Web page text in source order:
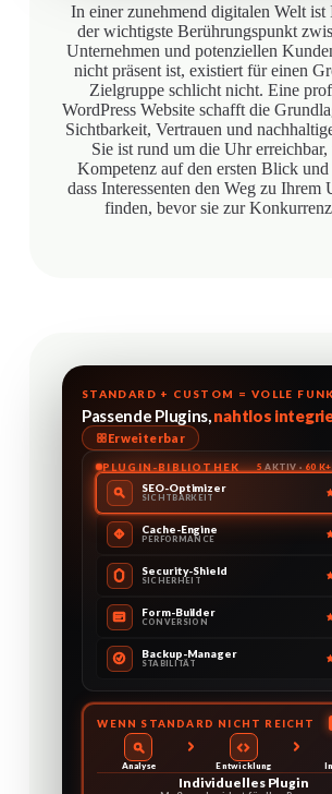
In einer zunehmend digitalen Welt ist
der wichtigste Berührungspunkt
Unternehmen und potenziellen
nicht präsent ist, existiert für einen
Zielgruppe schlicht nicht. Eine
WordPress Website schafft die
Sichtbarkeit, Vertrauen und
Sie ist rund um die Uhr
Kompetenz auf den ersten Blick und
dass Interessenten den Weg zu Ihrem
finden, bevor sie zur
STANDARD + CUSTOM = VOLLE
Passende Plugins,nahtlos
Erweiterbar
PLUGIN-BIBLIOTHEK 5AKTIV ·60 K+
SEO-Optimizer
SICHTBARKEIT
Cache-Engine
PERFORMANCE
Security-Shield
SICHERHEIT
Form-Builder
CONVERSION
Backup-Manager
STABILITÄT
WENN STANDARD NICHT REICHT
Analyse Entwicklung
Individuelles Plugin